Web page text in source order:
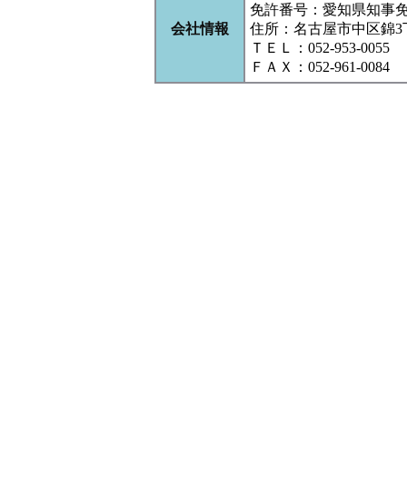
会社情報
免許番号：愛知県知事
住所：名古屋市中区錦3
ＴＥＬ：052-953-0055
ＦＡＸ：052-961-0084